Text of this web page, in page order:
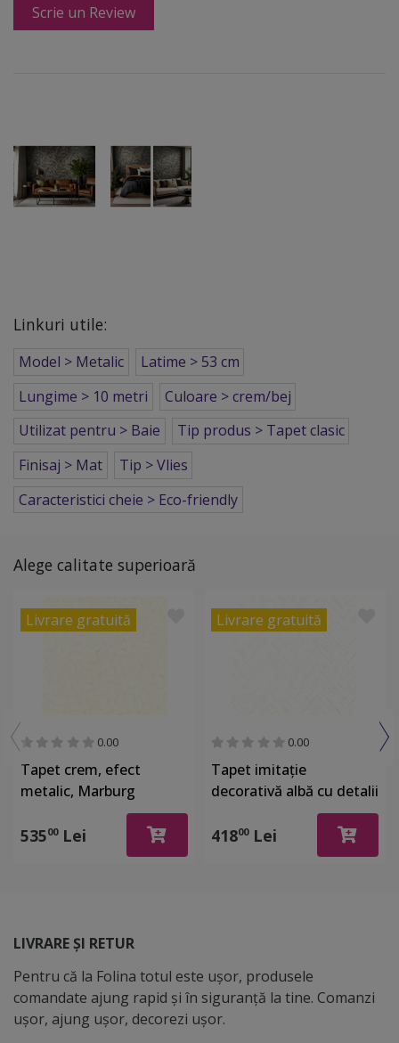
Scrie un Review
Linkuri utile:
Model > Metalic
Latime > 53 cm
Lungime > 10 metri
Culoare > crem/bej
Utilizat pentru > Baie
Tip produs > Tapet clasic
Finisaj > Mat
Tip > Vlies
Caracteristici cheie > Eco-friendly
Alege calitate superioară
Livrare gratuită
0.00
Tapet crem, efect
metalic, Marburg
Gloockler 52502
53500Lei
Livrare gratuită
0.00
Tapet imitaţie
decorativă albă cu detalii
argintii, Marburg 32034
41800Lei
LIVRARE ȘI RETUR
Pentru că la Folina totul este ușor, produsele
comandate ajung rapid și în siguranță la tine. Comanzi
ușor, ajung ușor, decorezi ușor.